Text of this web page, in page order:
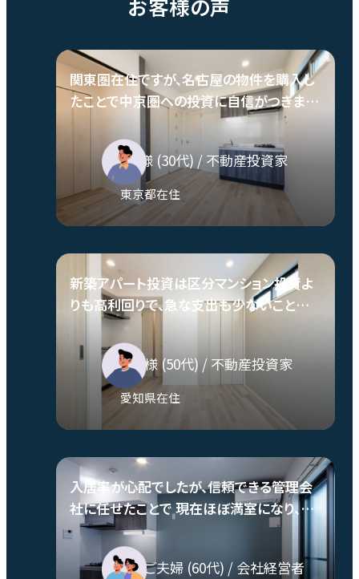
お客様の声
関東圏在住ですが、名古屋の物件を購入し
たことで中京圏への投資に自信がつきまし
た。
K.Y.様 (30代) / 不動産投資家
東京都在住
新築アパート投資は区分マンション投資よ
りも高利回りで、急な支出も少ないことが
魅力です。
T.H.様 (50代) / 不動産投資家
愛知県在住
入居率が心配でしたが、信頼できる管理会
社に任せたことで 現在ほぼ満室になり、購
入して本当に良かったと感じています。
O様ご夫婦 (60代) / 会社経営者